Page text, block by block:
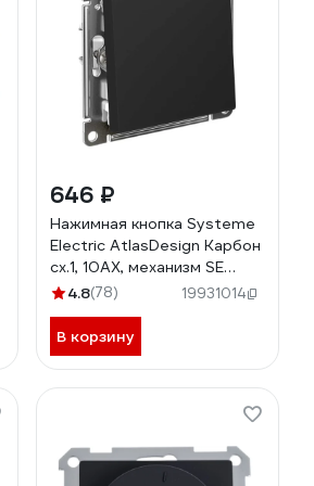
646 ₽
Нажимная кнопка Systeme
Electric AtlasDesign Карбон
сх.1, 10АХ, механизм SE
ATN001015
4.8(78) 19931014
В корзину